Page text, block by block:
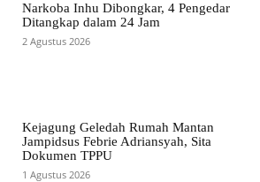
Narkoba Inhu Dibongkar, 4 Pengedar
Ditangkap dalam 24 Jam
2 Agustus 2026
Kejagung Geledah Rumah Mantan
Jampidsus Febrie Adriansyah, Sita
Dokumen TPPU
1 Agustus 2026